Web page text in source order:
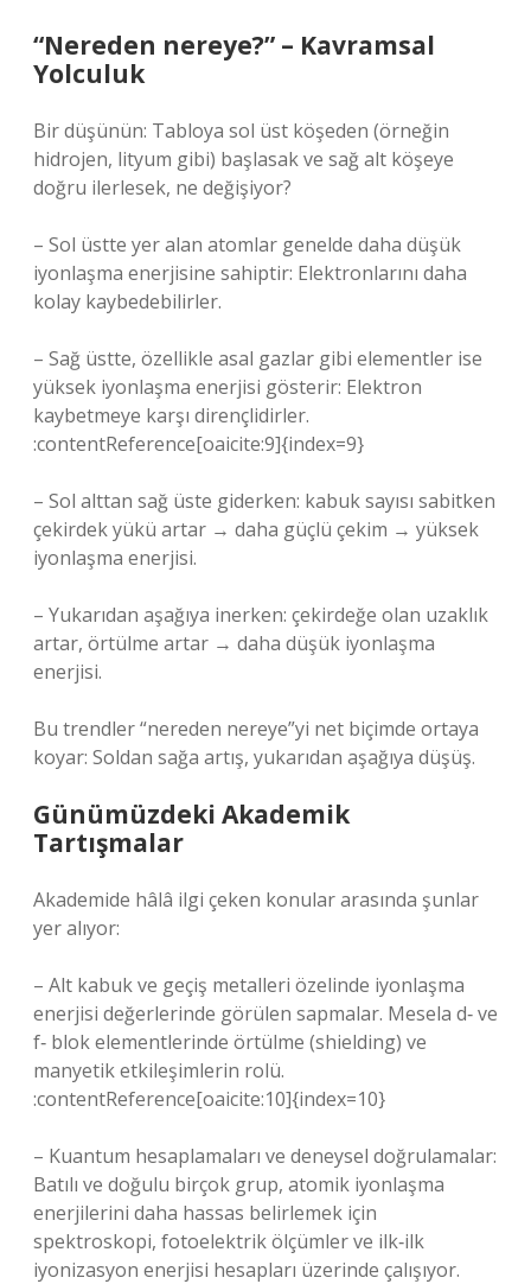
“Nereden nereye?” – Kavramsal
Yolculuk
Bir düşünün: Tabloya sol üst köşeden (örneğin
hidrojen, lityum gibi) başlasak ve sağ alt köşeye
doğru ilerlesek, ne değişiyor?
– Sol üstte yer alan atomlar genelde daha düşük
iyonlaşma enerjisine sahiptir: Elektronlarını daha
kolay kaybedebilirler.
– Sağ üstte, özellikle asal gazlar gibi elementler ise
yüksek iyonlaşma enerjisi gösterir: Elektron
kaybetmeye karşı dirençlidirler.
:contentReference[oaicite:9]{index=9}
– Sol alttan sağ üste giderken: kabuk sayısı sabitken
çekirdek yükü artar → daha güçlü çekim → yüksek
iyonlaşma enerjisi.
– Yukarıdan aşağıya inerken: çekirdeğe olan uzaklık
artar, örtülme artar → daha düşük iyonlaşma
enerjisi.
Bu trendler “nereden nereye”yi net biçimde ortaya
koyar: Soldan sağa artış, yukarıdan aşağıya düşüş.
Günümüzdeki Akademik
Tartışmalar
Akademide hâlâ ilgi çeken konular arasında şunlar
yer alıyor:
– Alt kabuk ve geçiş metalleri özelinde iyonlaşma
enerjisi değerlerinde görülen sapmalar. Mesela d‑ ve
f‑ blok elementlerinde örtülme (shielding) ve
manyetik etkileşimlerin rolü.
:contentReference[oaicite:10]{index=10}
– Kuantum hesaplamaları ve deneysel doğrulamalar:
Batılı ve doğulu birçok grup, atomik iyonlaşma
enerjilerini daha hassas belirlemek için
spektroskopi, fotoelektrik ölçümler ve ilk‑ilk
iyonizasyon enerjisi hesapları üzerinde çalışıyor.